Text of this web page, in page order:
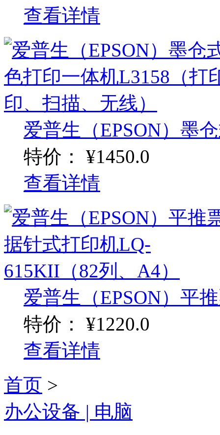
查看详情
爱普生（EPSON）墨
特价：
¥1450.0
查看详情
爱普生（EPSON）平
特价：
¥1220.0
查看详情
首页 >
办公设备 | 电脑